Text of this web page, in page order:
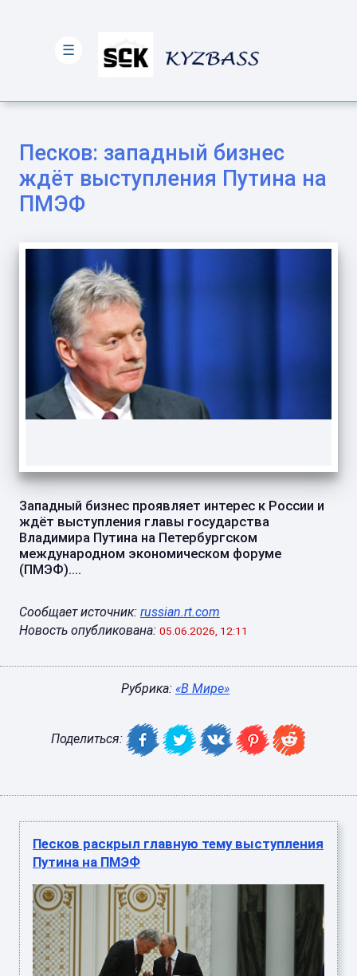
Песков: западный бизнес
ждёт выступления Путина на
ПМЭФ
Западный бизнес проявляет интерес к России и
ждёт выступления главы государства
Владимира Путина на Петербургском
международном экономическом форуме
(ПМЭФ)....
Сообщает источник: russian.rt.com
Новость опубликована: 05.06.2026, 12:11
Рубрика: «В Мире»
Поделиться:
Песков раскрыл главную тему выступления
Путина на ПМЭФ
☰